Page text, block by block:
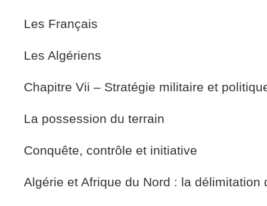
Les Français
Les Algériens
Chapitre Vii – Stratégie militaire et
La possession du terrain
Conquête, contrôle et initiative
Algérie et Afrique du Nord : la délimitation